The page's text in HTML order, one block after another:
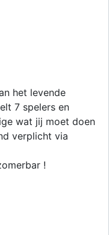
het levende
7 spelers en
wat jij moet doen
verplicht via
!